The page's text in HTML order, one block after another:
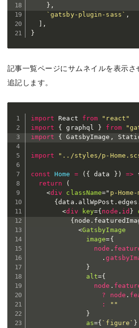
} ,
`gatsby-plugin-sass ` ,
] ,
}
記事一覧ページにサムネイルを表示
追記します。
import React from
"react"
import
{ graphql } from
import
{ GatsbyImage ,
import "../styles/p-
const Home = ( { data } ) =>
return
(
<div className=" p-
{data . allWpPost . edges
<div key={ node . id }
{ node .
<GatsbyImage
image={
                node
.
.
}
alt={
                node
.
? node .
:
""
}
as={ ` figure ` }